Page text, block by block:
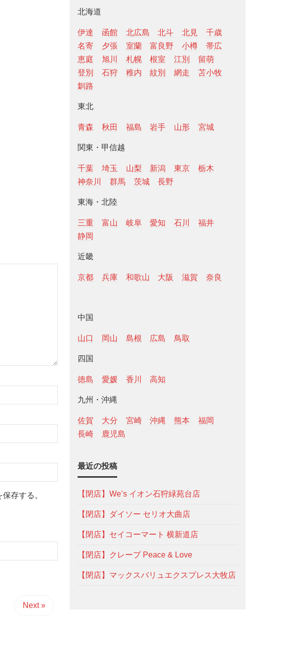
存する。
Next »
北海道
伊達 函館 北広島 北斗 北見
千歳
名寄
夕張 室蘭 富良野 小樽
帯広
恵庭
旭川 札幌 根室 江別
留萌
登別
石狩 稚内 紋別 網走
苫小牧
釧路
東北
青森 秋田 福島 岩手 山形 宮城
関東・甲信越
千葉 埼玉 山梨 新潟 東京
栃木
神奈川
群馬 茨城 長野
東海・北陸
三重 富山 岐阜 愛知 石川
福井
静岡
近畿
京都 兵庫 和歌山 大阪 滋賀 奈良
中国
山口 岡山 島根 広島 鳥取
四国
徳島 愛媛 香川 高知
九州・沖縄
佐賀 大分 宮崎 沖縄 熊本
福岡
長崎
鹿児島
最近の投稿
【閉店】We’s イオン石狩緑苑台店
【閉店】ダイソー セリオ大曲店
【閉店】セイコーマート 横新道店
【閉店】クレープ Peace & Love
【閉店】マックスバリュエクスプレス大牧店